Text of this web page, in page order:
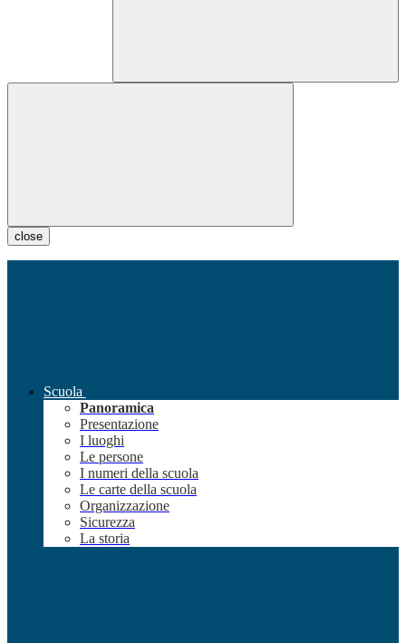
close
Scuola
Panoramica
Presentazione
I luoghi
Le persone
I numeri della scuola
Le carte della scuola
Organizzazione
Sicurezza
La storia